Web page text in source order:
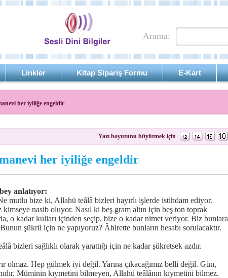
Arama:
Linkler Kitap Sipariş Formu E-Kart
her iyiliğe engeldir
Yazı boyutunu büyütmek için
her iyiliğe engeldir
anlatıyor:
mutlu bize ki, Allahü teâlâ bizleri hayırlı işlerde istihdam ediyor.
nasib oluyor. Nasıl ki beş gram altın için beş ton toprak
o kadar kulları içinden seçip, bize o kadar nimet veriyor. Biz bunlara
şükrü için ne yapıyoruz? Âhirette bunların hesabı sorulacaktır.
bizleri sağlıklı olarak yarattığı için ne kadar şükretsek azdır.
olmaz. Hep gülmek iyi değil. Yarına çıkacağımız belli değil. Gün,
Müminin kıymetini bilmeyen, Allahü teâlânın kıymetini bilmez.